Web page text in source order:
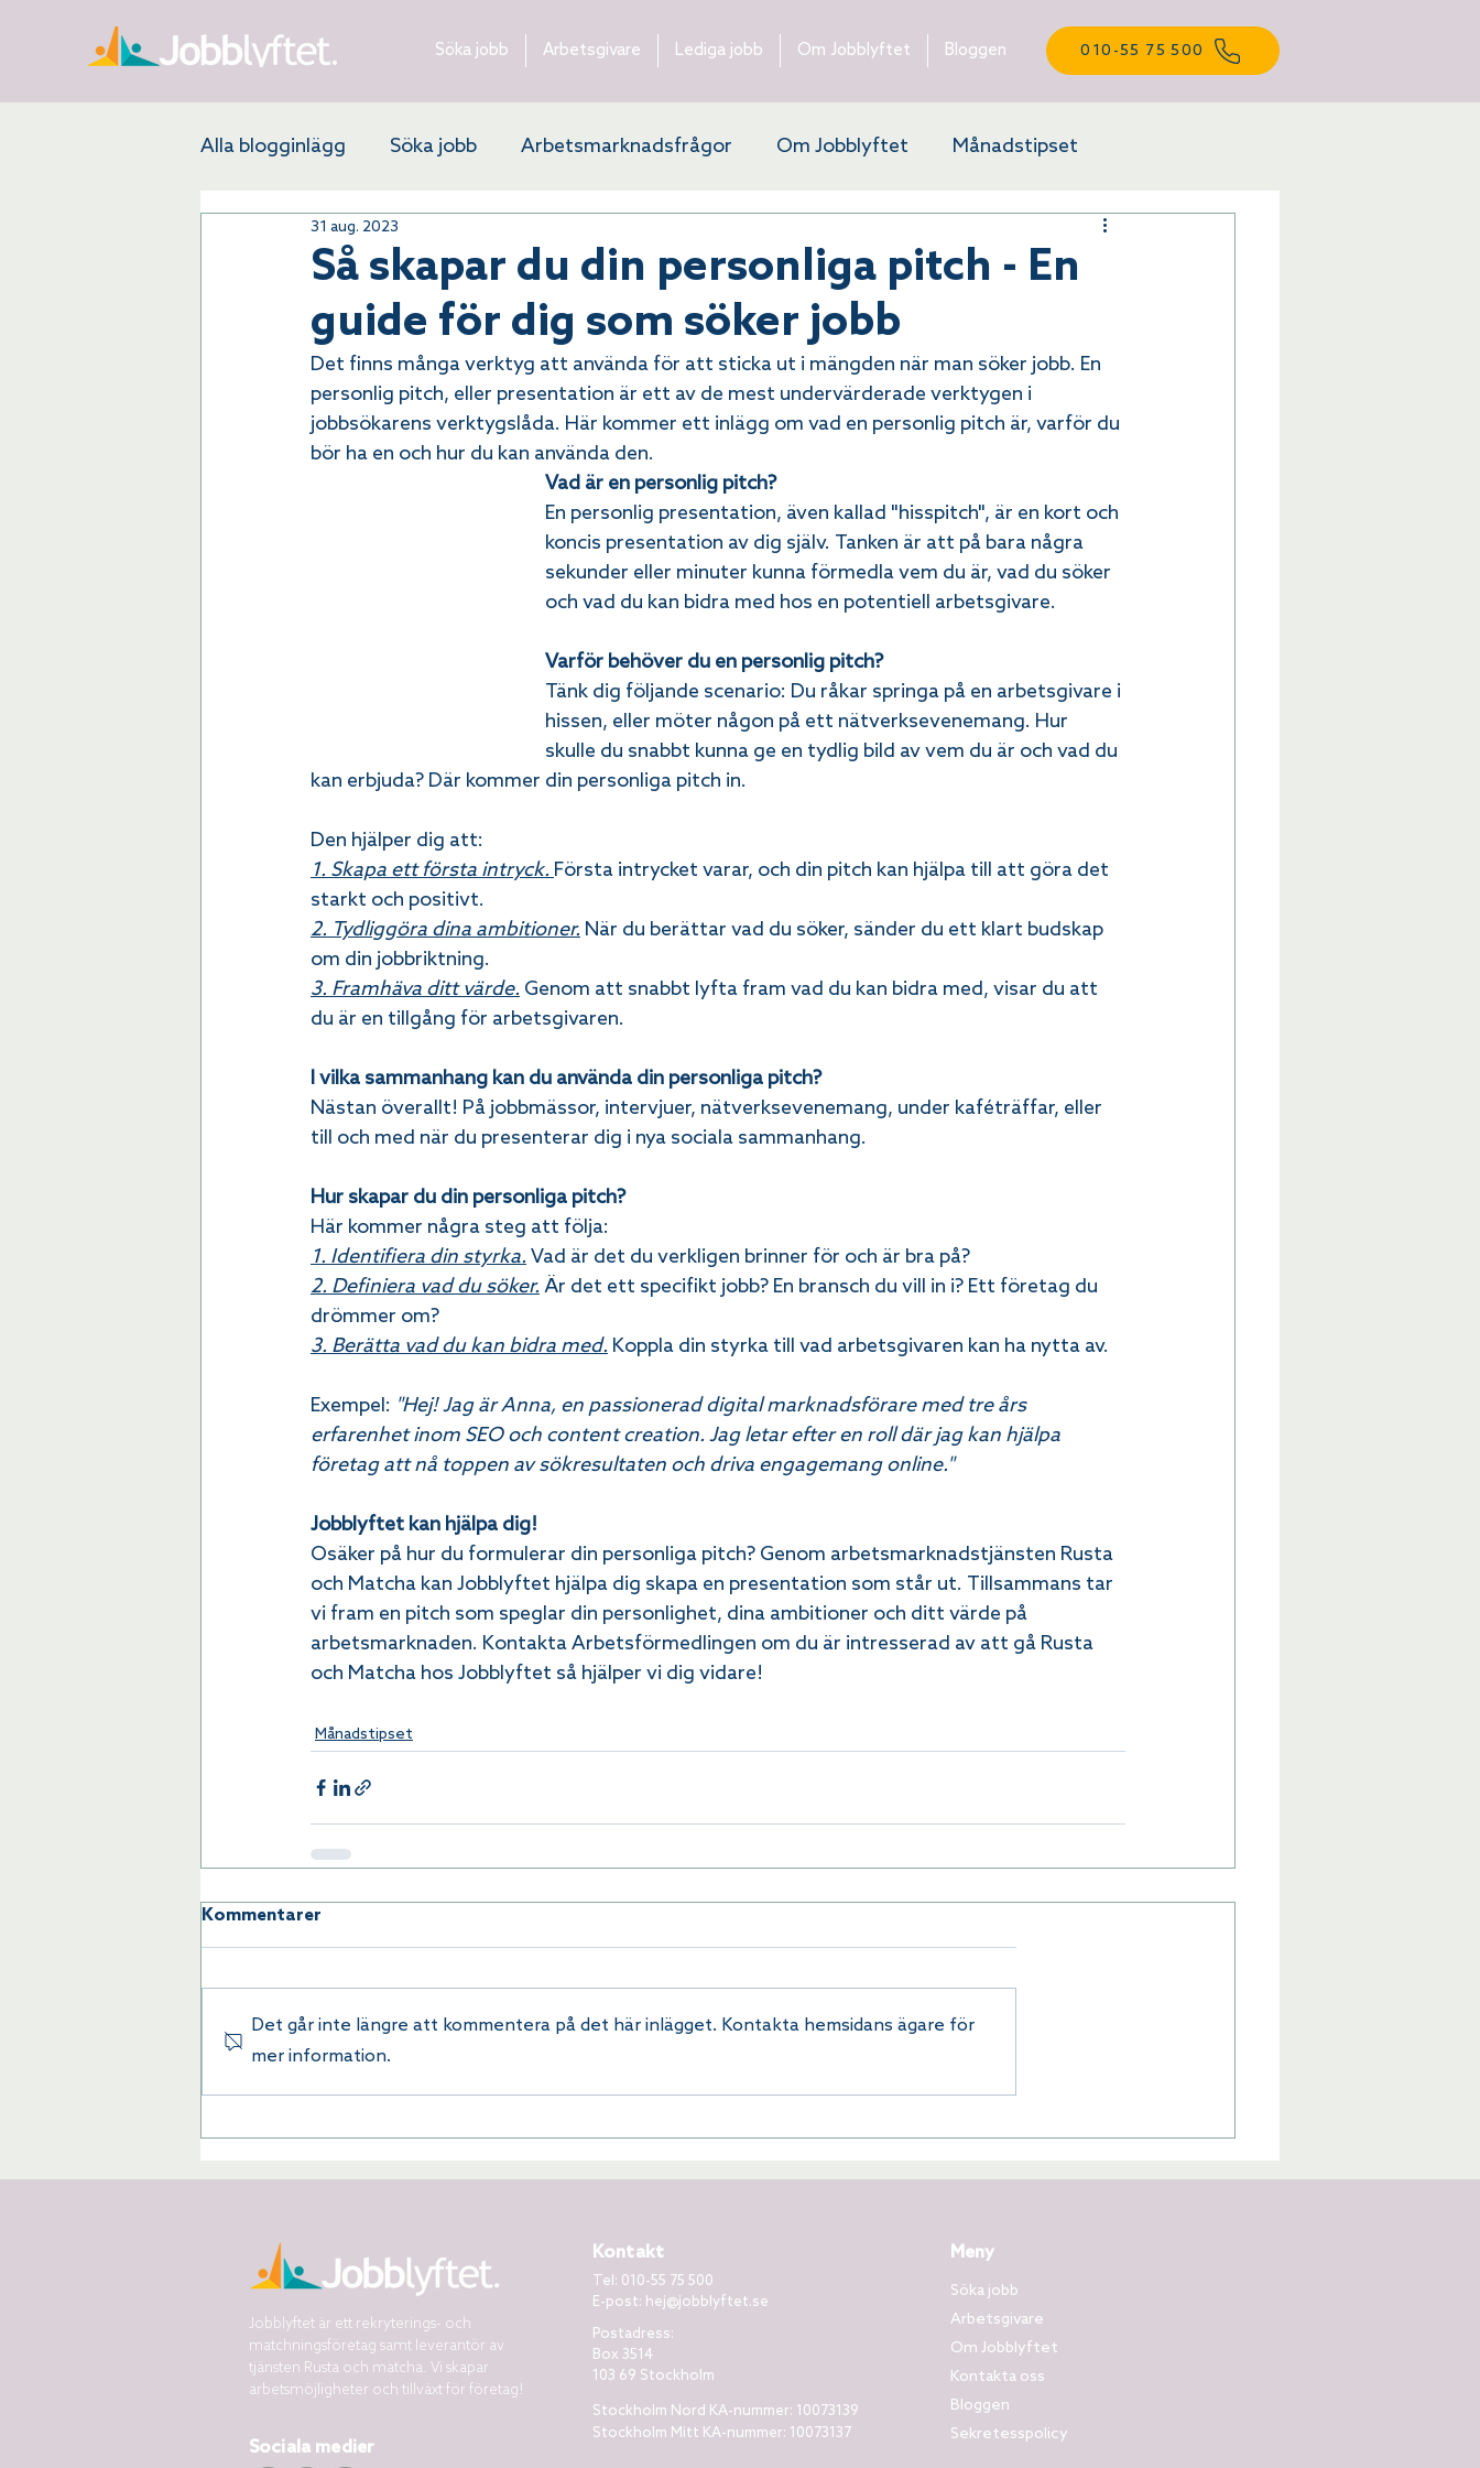
Söka jobb Arbetsgivare Lediga jobb Om Jobblyftet Bloggen 010-55 75 500
Alla blogginlägg Söka jobb Arbetsmarknadsfrågor Om Jobblyftet Månadstipset
Rusta och Matcha
Så skapar du din personliga pitch - En
guide för dig som söker jobb
31 aug. 2023
Det finns många verktyg att använda för att sticka ut i mängden när man söker jobb. En
personlig pitch, eller presentation är ett av de mest undervärderade verktygen i
jobbsökarens verktygslåda. Här kommer ett inlägg om vad en personlig pitch är, varför du
bör ha en och hur du kan använda den.
Vad är en personlig pitch?
En personlig presentation, även kallad "hisspitch", är en kort och
koncis presentation av dig själv. Tanken är att på bara några
sekunder eller minuter kunna förmedla vem du är, vad du söker
och vad du kan bidra med hos en potentiell arbetsgivare.
Varför behöver du en personlig pitch?
Tänk dig följande scenario: Du råkar springa på en arbetsgivare i
hissen, eller möter någon på ett nätverksevenemang. Hur
skulle du snabbt kunna ge en tydlig bild av vem du är och vad du
kan erbjuda? Där kommer din personliga pitch in.
Den hjälper dig att:
1. Skapa ett första intryck. Första intrycket varar, och din pitch kan hjälpa till att göra det
starkt och positivt.
2. Tydliggöra dina ambitioner. När du berättar vad du söker, sänder du ett klart budskap
om din jobbriktning.
3. Framhäva ditt värde. Genom att snabbt lyfta fram vad du kan bidra med, visar du att
du är en tillgång för arbetsgivaren.
I vilka sammanhang kan du använda din personliga pitch?
Nästan överallt! På jobbmässor, intervjuer, nätverksevenemang, under kaféträffar, eller
till och med när du presenterar dig i nya sociala sammanhang.
Hur skapar du din personliga pitch?
Här kommer några steg att följa:
1. Identifiera din styrka. Vad är det du verkligen brinner för och är bra på?
2. Definiera vad du söker. Är det ett specifikt jobb? En bransch du vill in i? Ett företag du
drömmer om?
3. Berätta vad du kan bidra med. Koppla din styrka till vad arbetsgivaren kan ha nytta av.
Exempel: "Hej! Jag är Anna, en passionerad digital marknadsförare med tre års
erfarenhet inom SEO och content creation. Jag letar efter en roll där jag kan hjälpa
företag att nå toppen av sökresultaten och driva engagemang online."
Jobblyftet kan hjälpa dig!
Osäker på hur du formulerar din personliga pitch? Genom arbetsmarknadstjänsten Rusta
och Matcha kan Jobblyftet hjälpa dig skapa en presentation som står ut. Tillsammans tar
vi fram en pitch som speglar din personlighet, dina ambitioner och ditt värde på
arbetsmarknaden. Kontakta Arbetsförmedlingen om du är intresserad av att gå Rusta
och Matcha hos Jobblyftet så hjälper vi dig vidare!
Månadstipset
Kommentarer
Det går inte längre att kommentera på det här inlägget. Kontakta hemsidans ägare för
mer information.
Jobblyftet är ett rekryterings- och
matchningsföretag samt leverantör av
tjänsten Rusta och matcha. Vi skapar
arbetsmöjligheter och tillväxt för företag!
Sociala medier
Kontakt
Tel: 010-55 75 500
E-post: hej@jobblyftet.se
Postadress:
Box 3514
103 69 Stockholm
Stockholm Nord KA-nummer: 10073139
Stockholm Mitt KA-nummer: 10073137
Meny
Söka jobb
Arbetsgivare
Om Jobblyftet
Kontakta oss
Bloggen
Sekretesspolicy